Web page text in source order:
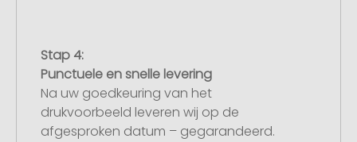
Stap 4:
Punctuele en snelle levering
Na uw goedkeuring van het
drukvoorbeeld leveren wij op de
afgesproken datum – gegarandeerd.